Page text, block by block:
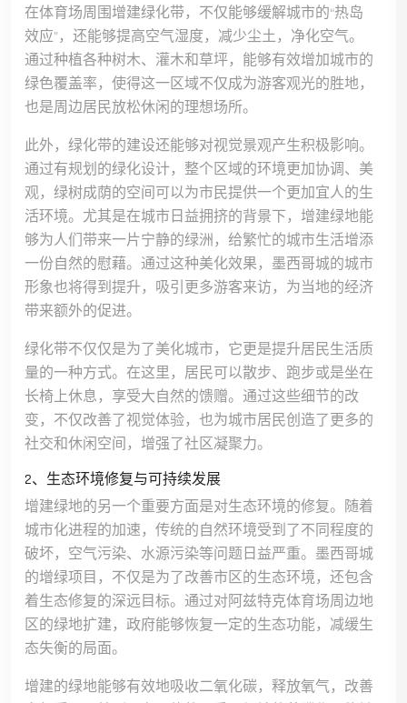
在体育场周围增建绿化带，不仅能够缓解城市的“热岛
效应”，还能够提高空气湿度，减少尘土，净化空气。
通过种植各种树木、灌木和草坪，能够有效增加城市的
绿色覆盖率，使得这一区域不仅成为游客观光的胜地，
也是周边居民放松休闲的理想场所。
此外，绿化带的建设还能够对视觉景观产生积极影响。
通过有规划的绿化设计，整个区域的环境更加协调、美
观，绿树成荫的空间可以为市民提供一个更加宜人的生
活环境。尤其是在城市日益拥挤的背景下，增建绿地能
够为人们带来一片宁静的绿洲，给繁忙的城市生活增添
一份自然的慰藉。通过这种美化效果，墨西哥城的城市
形象也将得到提升，吸引更多游客来访，为当地的经济
带来额外的促进。
绿化带不仅仅是为了美化城市，它更是提升居民生活质
量的一种方式。在这里，居民可以散步、跑步或是坐在
长椅上休息，享受大自然的馈赠。通过这些细节的改
变，不仅改善了视觉体验，也为城市居民创造了更多的
社交和休闲空间，增强了社区凝聚力。
2、生态环境修复与可持续发展
增建绿地的另一个重要方面是对生态环境的修复。随着
城市化进程的加速，传统的自然环境受到了不同程度的
破坏，空气污染、水源污染等问题日益严重。墨西哥城
的增绿项目，不仅是为了改善市区的生态环境，还包含
着生态修复的深远目标。通过对阿兹特克体育场周边地
区的绿地扩建，政府能够恢复一定的生态功能，减缓生
态失衡的局面。
增建的绿地能够有效地吸收二氧化碳，释放氧气，改善